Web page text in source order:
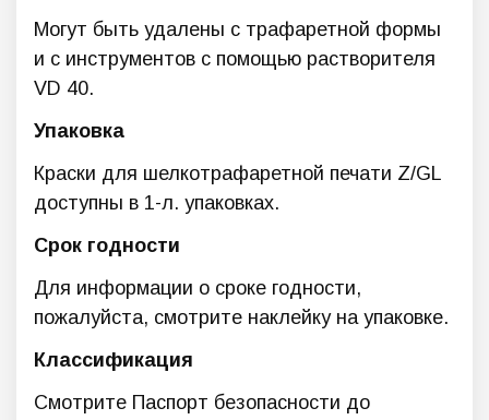
Могут быть удалены с трафаретной формы
и с инструментов с помощью растворителя
VD 40.
Упаковка
Краски для шелкотрафаретной печати Z/GL
доступны в 1-л. упаковках.
Срок годности
Для информации о сроке годности,
пожалуйста, смотрите наклейку на упаковке.
Классификация
Смотрите Паспорт безопасности до